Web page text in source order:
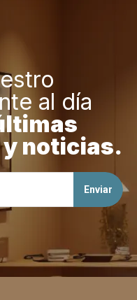
al día
noticias.